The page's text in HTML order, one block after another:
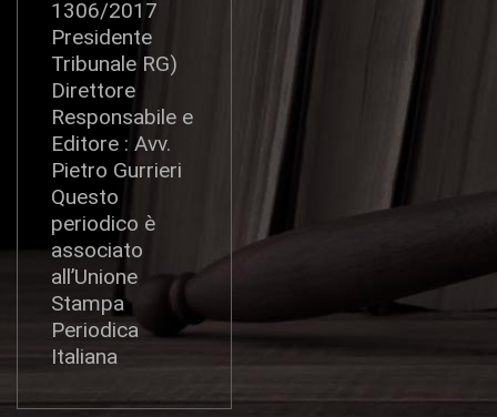
1306/2017
Presidente
Tribunale RG)
Direttore
Responsabile e
Editore : Avv.
Pietro Gurrieri
Questo
periodico è
associato
all’Unione
Stampa
Periodica
Italiana